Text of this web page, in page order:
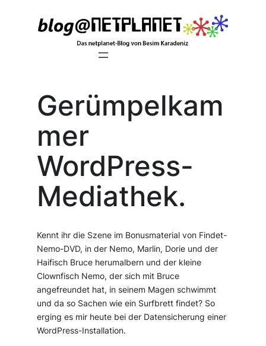
Gerümpelkam
mer
WordPress-
Mediathek.
Kennt ihr die Szene im Bonusmaterial von Findet-
Nemo-DVD, in der Nemo, Marlin, Dorie und der
Haifisch Bruce herumalbern und der kleine
Clownfisch Nemo, der sich mit Bruce
angefreundet hat, in seinem Magen schwimmt
und da so Sachen wie ein Surfbrett findet? So
erging es mir heute bei der Datensicherung einer
WordPress-Installation.